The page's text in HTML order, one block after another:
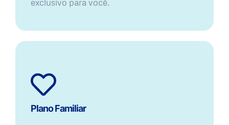
exclusivo para você.
Plano Familiar